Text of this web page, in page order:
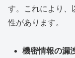
す。これにより、
性があります。
機密情報の漏